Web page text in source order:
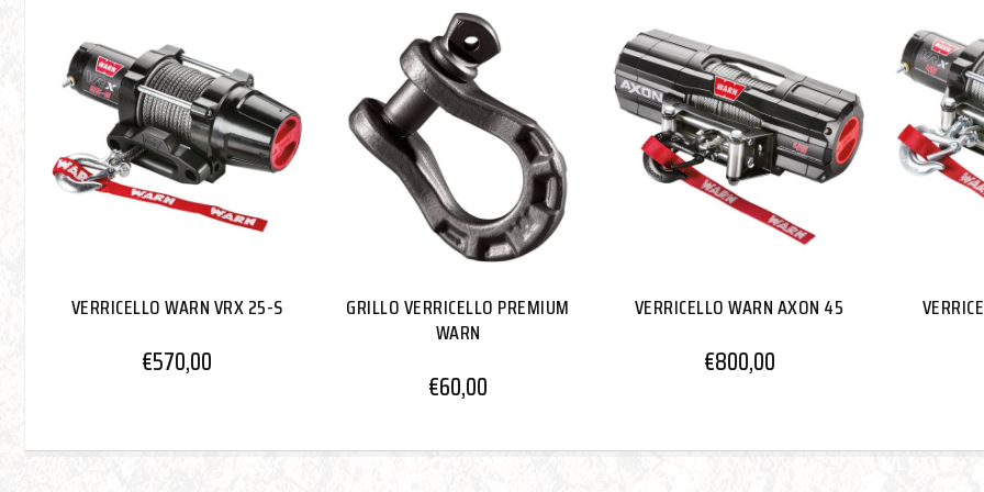
VERRICELLO WARN VRX 25-S
€570,00
GRILLO VERRICELLO PREMIUM
WARN
€60,00
VERRICELLO WARN AXON 45
€800,00